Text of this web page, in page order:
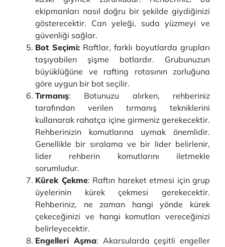
ekipmanları nasıl doğru bir şekilde giydiğinizi
gösterecektir. Can yeleği, suda yüzmeyi ve
güvenliği sağlar.
Bot Seçimi: Raftlar, farklı boyutlarda grupları
taşıyabilen şişme botlardır. Grubunuzun
büyüklüğüne ve rafting rotasının zorluğuna
göre uygun bir bot seçilir.
Tırmanış: Botunuzu alırken, rehberiniz
tarafından verilen tırmanış tekniklerini
kullanarak rahatça içine girmeniz gerekecektir.
Rehberinizin komutlarına uymak önemlidir.
Genellikle bir sıralama ve bir lider belirlenir,
lider rehberin komutlarını iletmekle
sorumludur.
Kürek Çekme: Raftın hareket etmesi için grup
üyelerinin kürek çekmesi gerekecektir.
Rehberiniz, ne zaman hangi yönde kürek
çekeceğinizi ve hangi komutları vereceğinizi
belirleyecektir.
Engelleri Aşma: Akarsularda çeşitli engeller